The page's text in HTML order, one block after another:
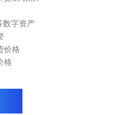
数字资产
价格
格